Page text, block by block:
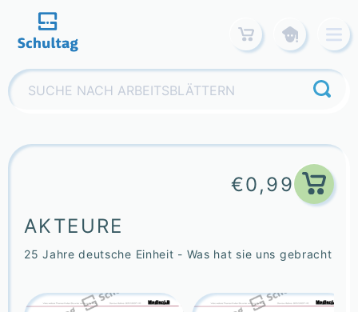
content
Suchen
nach:
€0,99
AKTEURE
25 Jahre deutsche Einheit - Was hat sie uns gebracht